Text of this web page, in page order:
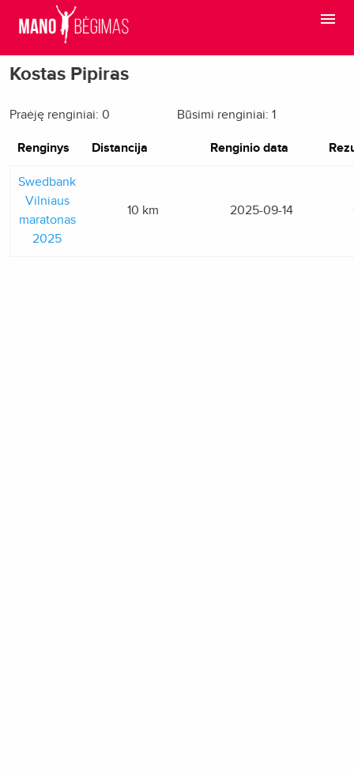
Kostas Pipiras
Praėję renginiai: 0 Būsimi renginiai: 1
Renginys Distancija Renginio data
Swedbank
Vilniaus
maratonas
2025
10 km 2025-09-14